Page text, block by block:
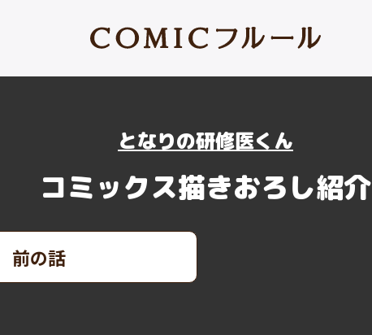
となりの研修医くん
コミックス描きおろし紹介
前の話